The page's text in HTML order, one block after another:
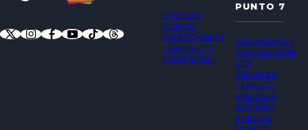
QUIÉNES
SOMOS
DIRECCIONES
CONTACTO
COMERCIAL
PUNTO 7
VALPARAÍSO
CONCEPCIÓN
LOS
ÁNGELES
TEMUCO
VALDIVIA
OSORNO
PUERTO